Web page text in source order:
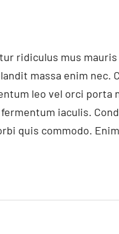
ridiculus mus
massa enim
leo vel orci
iaculis.
quis commodo.